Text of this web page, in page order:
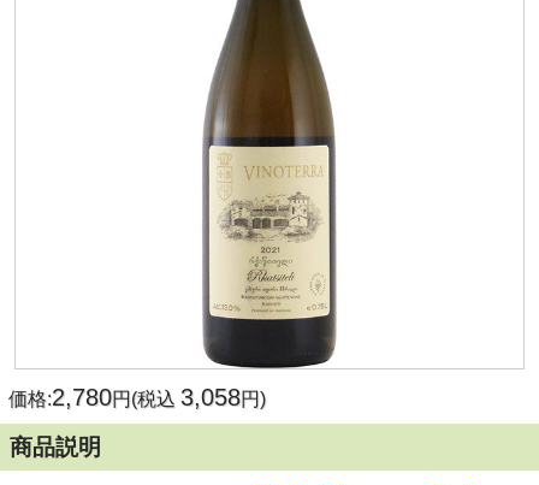
価格:2,780円(税込 3,058円)
商品説明